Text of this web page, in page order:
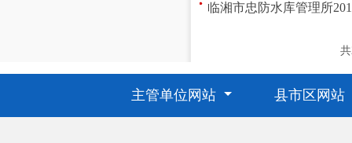
临湘市忠防水库管理所
主管单位网站 县市区网站